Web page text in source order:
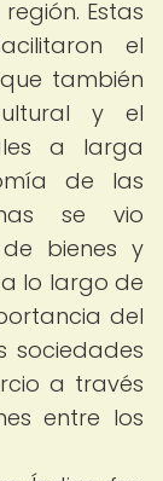
Estas
el
también
y el
a larga
de las
se vio
bienes y
lo largo de
del
sociedades
a través
entre los